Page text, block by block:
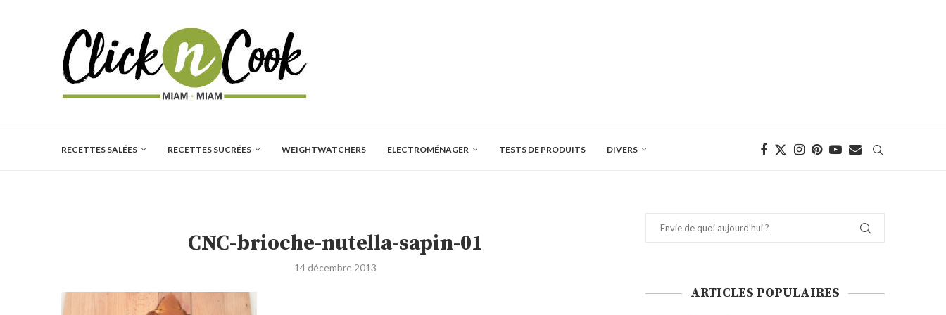
RECETTES SALÉES RECETTES SUCRÉES WEIGHTWATCHERS ELECTROMÉNAGER TESTS DE PRODUITS DIVERS
CNC-brioche-nutella-sapin-01
14 décembre 2013
ARTICLES POPULAIRES